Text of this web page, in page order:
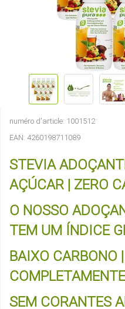
numéro d'article: 1001512
EAN: 4260198711089
STEVIA
AÇÚCAR | ZERO
O NOSSO
TEM UM ÍNDICE
BAIXO CARBONO |
SEM CORANTES